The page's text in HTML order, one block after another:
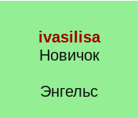
ivasilisa
Новичок
Энгельс